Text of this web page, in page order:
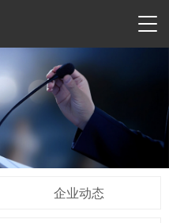
企业动态